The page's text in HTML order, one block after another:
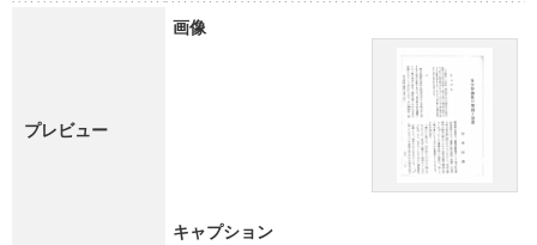
プレビュー
画像
キャプション